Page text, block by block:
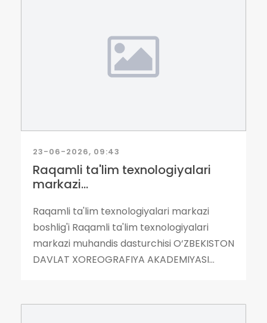
23-06-2026, 09:43
Raqamli ta'lim texnologiyalari
markazi...
Raqamli ta'lim texnologiyalari markazi
boshlig'i Raqamli ta'lim texnologiyalari
markazi muhandis dasturchisi O‘ZBEKISTON
DAVLAT XOREOGRAFIYA AKADEMIYASI...